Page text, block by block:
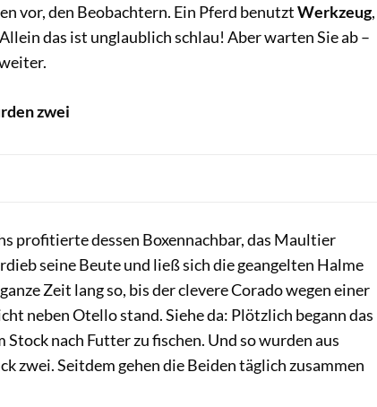
vor, den Beobachtern. Ein Pferd benutztWerkzeug,
das ist unglaublich schlau! Aber warten Sie ab –
zwei
profitierte dessen Boxennachbar, das Maultier
seine Beute und ließ sich die geangelten Halme
Zeit lang so, bis der clevere Corado wegen einer
neben Otello stand. Siehe da: Plötzlich begann das
Stock nach Futter zu fischen. Und so wurden aus
zwei. Seitdem gehen die Beiden täglich zusammen